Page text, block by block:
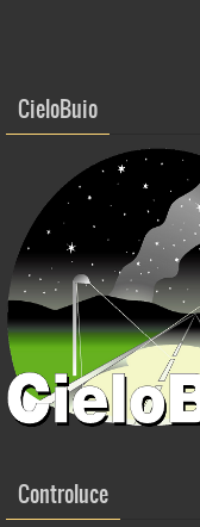
CieloBuio
Controluce